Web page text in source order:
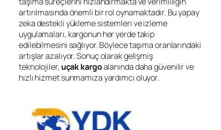
artırılmasında önemli bir rol oynamaktadır. Bu yapay
zeka destekli yükleme sistemleri ve izleme
uygulamaları, kargonun her yerde takip
edilebilmesini sağlıyor. Böylece taşıma oranlarındaki
artışlar azalıyor. Sonuç olarak gelişmiş
teknolojiler, uçak kargoalanında daha güvenilir ve
hızlı hizmet sunmamıza yardımcı oluyor.